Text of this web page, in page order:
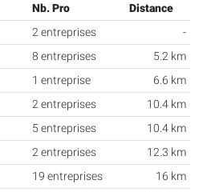
Nb. Pro
Distance
2 entreprises
-
8 entreprises
5.2 km
1 entreprise
6.6 km
2 entreprises
10.4 km
5 entreprises
10.4 km
2 entreprises
12.3 km
19 entreprises
16 km